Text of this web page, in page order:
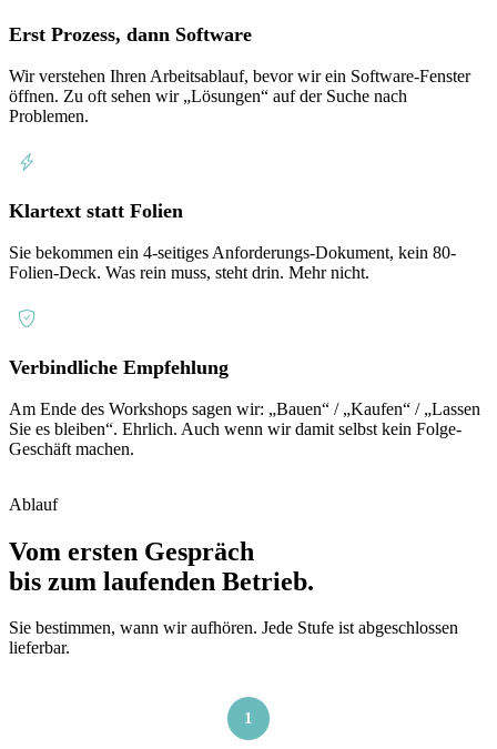
Erst Prozess, dann Software
Wir verstehen Ihren Arbeitsablauf, bevor wir ein Software-Fenster
öffnen. Zu oft sehen wir „Lösungen“ auf der Suche nach
Problemen.
Klartext statt Folien
Sie bekommen ein 4-seitiges Anforderungs-Dokument, kein 80-
Folien-Deck. Was rein muss, steht drin. Mehr nicht.
Verbindliche Empfehlung
Am Ende des Workshops sagen wir: „Bauen“ / „Kaufen“ / „Lassen
Sie es bleiben“. Ehrlich. Auch wenn wir damit selbst kein Folge-
Geschäft machen.
Ablauf
Vom ersten Gespräch
bis zum laufenden Betrieb.
Sie bestimmen, wann wir aufhören. Jede Stufe ist abgeschlossen
lieferbar.
1